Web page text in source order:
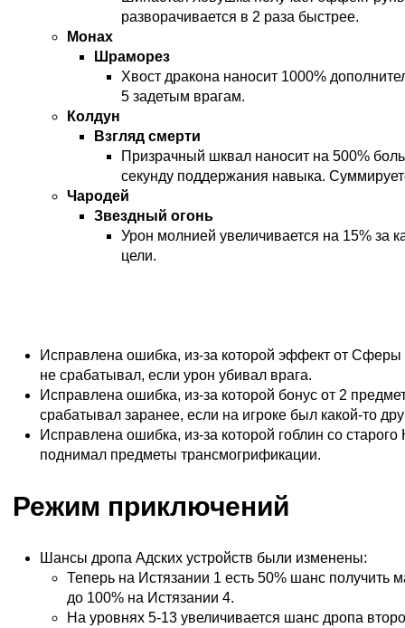
разворачивается в 2 раза быстрее.
Монах
Шраморез
Хвост дракона наносит 1000%
5 задетым врагам.
Колдун
Взгляд смерти
Призрачный шквал наносит на 500%
секунду поддержания навыка.
Чародей
Звездный огонь
Урон молнией увеличивается на 15% за
цели.
Исправлена ошибка, из-за которой эффект от Сферы
не срабатывал, если урон убивал врага.
Исправлена ошибка, из-за которой бонус от 2
срабатывал заранее, если на игроке был какой-то
Исправлена ошибка, из-за которой гоблин со
поднимал предметы трансмогрификации.
Режим приключений
Шансы дропа Адских устройств были изменены:
Теперь на Истязании 1 есть 50% шанс получить
до 100% на Истязании 4.
На уровнях 5-13 увеличивается шанс дропа